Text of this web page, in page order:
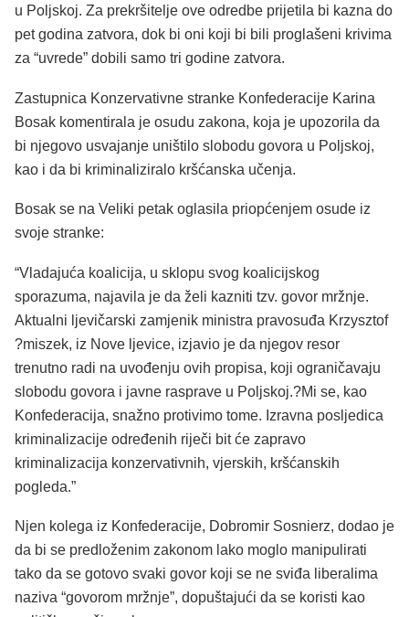
u Poljskoj. Za prekršitelje ove odredbe prijetila bi kazna do
pet godina zatvora, dok bi oni koji bi bili proglašeni krivima
za “uvrede” dobili samo tri godine zatvora.
Zastupnica Konzervativne stranke Konfederacije Karina
Bosak komentirala je osudu zakona, koja je upozorila da
bi njegovo usvajanje uništilo slobodu govora u Poljskoj,
kao i da bi kriminaliziralo kršćanska učenja.
Bosak se na Veliki petak oglasila priopćenjem osude iz
svoje stranke:
“Vladajuća koalicija, u sklopu svog koalicijskog
sporazuma, najavila je da želi kazniti tzv. govor mržnje.
Aktualni ljevičarski zamjenik ministra pravosuđa Krzysztof
?miszek, iz Nove ljevice, izjavio je da njegov resor
trenutno radi na uvođenju ovih propisa, koji ograničavaju
slobodu govora i javne rasprave u Poljskoj.?Mi se, kao
Konfederacija, snažno protivimo tome. Izravna posljedica
kriminalizacije određenih riječi bit će zapravo
kriminalizacija konzervativnih, vjerskih, kršćanskih
pogleda.”
Njen kolega iz Konfederacije, Dobromir Sosnierz, dodao je
da bi se predloženim zakonom lako moglo manipulirati
tako da se gotovo svaki govor koji se ne sviđa liberalima
naziva “govorom mržnje”, dopuštajući da se koristi kao